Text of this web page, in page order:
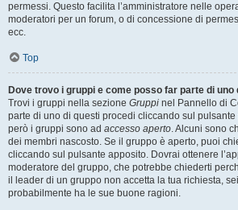
permessi. Questo facilita l’amministratore nelle
moderatori per un forum, o di concessione di
ecc.
Top
Dove trovo i gruppi e come posso far parte di uno
Trovi i gruppi nella sezione Gruppi nel Pannello di
parte di uno di questi procedi cliccando sul
però i gruppi sono ad accesso aperto. Alcuni sono
dei membri nascosto. Se il gruppo è aperto, puoi
cliccando sul pulsante apposito. Dovrai ottenere
moderatore del gruppo, che potrebbe chiederti
il leader di un gruppo non accetta la tua richiesta,
probabilmente ha le sue buone ragioni.